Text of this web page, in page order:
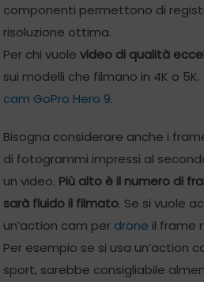
componenti permettono di
risoluzione ottima.
Per chi vuolevideo di qualità
sui modelli che filmano in 4K o
cam GoPro Hero 9.
Bisogna considerare anche i
di fotogrammi impressi al
un video. Più alto è il numero di
sarà fluido il filmato. Se si vuole
un’action cam per drone il frame
Per esempio se si usa un’action
sport, sarebbe consigliabile